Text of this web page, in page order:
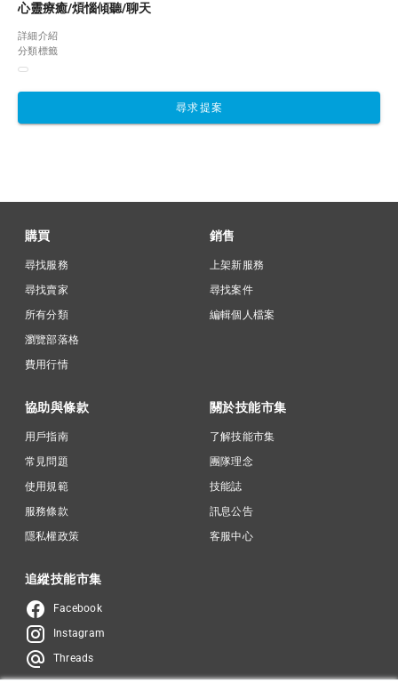
心靈療癒/煩惱傾聽/聊天
詳細介紹
分類標籤
尋求提案
購買
尋找服務
尋找賣家
所有分類
瀏覽部落格
費用行情
銷售
上架新服務
尋找案件
編輯個人檔案
協助與條款
用戶指南
常見問題
使用規範
服務條款
隱私權政策
關於技能市集
了解技能市集
團隊理念
技能誌
訊息公告
客服中心
追縱技能市集
Facebook
Instagram
Threads